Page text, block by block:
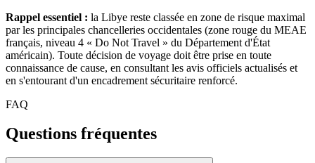
Rappel essentiel : la Libye reste classée en zone de risque maximal
par les principales chancelleries occidentales (zone rouge du MEAE
français, niveau 4 « Do Not Travel » du Département d'État
américain). Toute décision de voyage doit être prise en toute
connaissance de cause, en consultant les avis officiels actualisés et
en s'entourant d'un encadrement sécuritaire renforcé.
FAQ
Questions fréquentes